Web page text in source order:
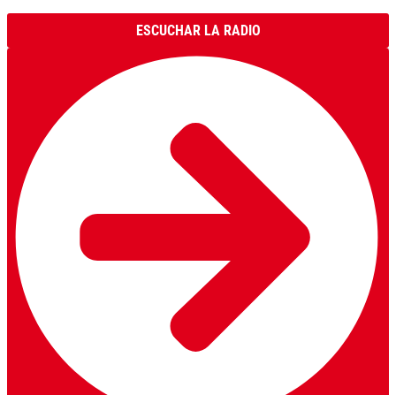
ESCUCHAR LA RADIO